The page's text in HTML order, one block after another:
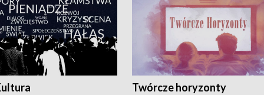
Twórcze horyzonty